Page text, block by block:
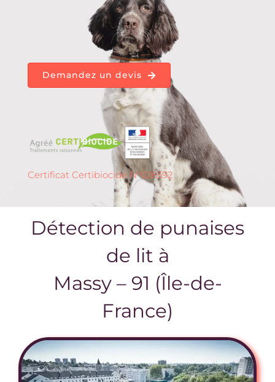
Demandez un devis
Certificat Certibiocide N°026592
Détection de punaises
de lit à
Massy – 91 (Île-de-
France)